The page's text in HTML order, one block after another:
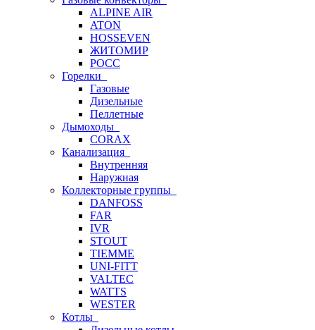
ALPINE AIR
ATON
HOSSEVEN
ЖИТОМИР
РОСС
Горелки
Газовые
Дизельные
Пеллетные
Дымоходы
CORAX
Канализация
Внутренняя
Наружная
Коллекторные группы
DANFOSS
FAR
IVR
STOUT
TIEMME
UNI-FITT
VALTEC
WATTS
WESTER
Котлы